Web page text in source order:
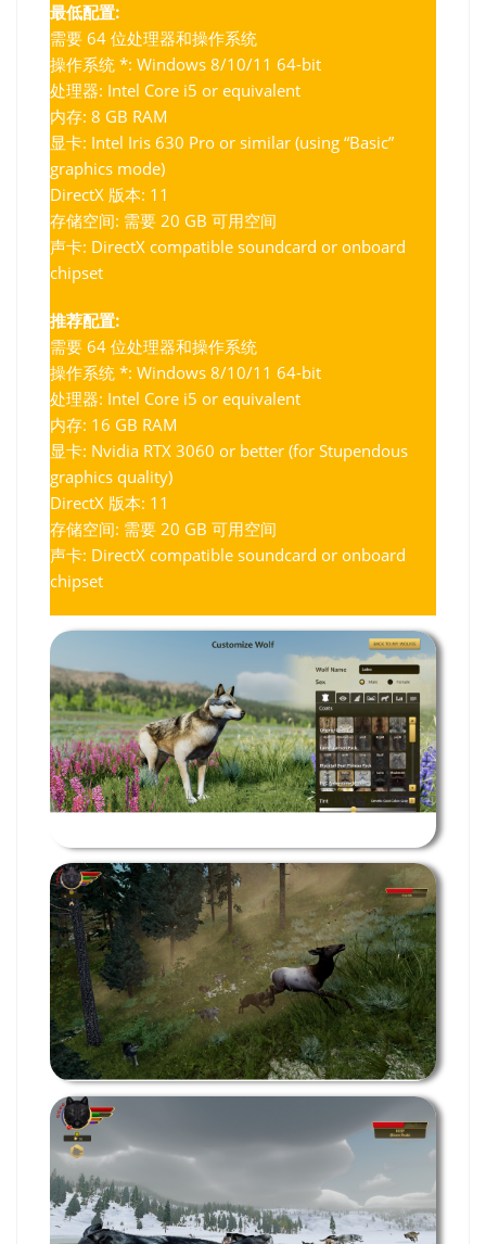
最低配置:
需要 64 位处理器和操作系统
操作系统 *: Windows 8/10/11 64-bit
处理器: Intel Core i5 or equivalent
内存: 8 GB RAM
显卡: Intel Iris 630 Pro or similar (using “Basic”
graphics mode)
DirectX 版本: 11
存储空间: 需要 20 GB 可用空间
声卡: DirectX compatible soundcard or onboard
chipset
推荐配置:
需要 64 位处理器和操作系统
操作系统 *: Windows 8/10/11 64-bit
处理器: Intel Core i5 or equivalent
内存: 16 GB RAM
显卡: Nvidia RTX 3060 or better (for Stupendous
graphics quality)
DirectX 版本: 11
存储空间: 需要 20 GB 可用空间
声卡: DirectX compatible soundcard or onboard
chipset